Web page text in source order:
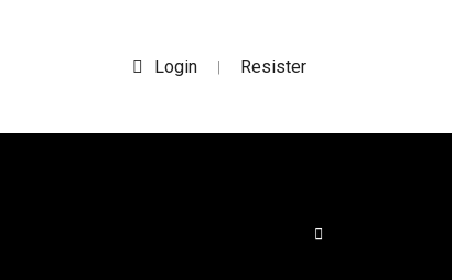
Login | Resister